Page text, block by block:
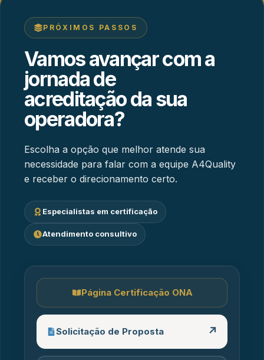
PRÓXIMOS PASSOS
Vamos avançar com a
jornada de
acreditação da sua
operadora?
Escolha a opção que melhor atende sua
necessidade para falar com a equipe A4Quality
e receber o direcionamento certo.
Especialistas em certificação
Atendimento consultivo
Página Certificação ONA
Solicitação de Proposta ↗